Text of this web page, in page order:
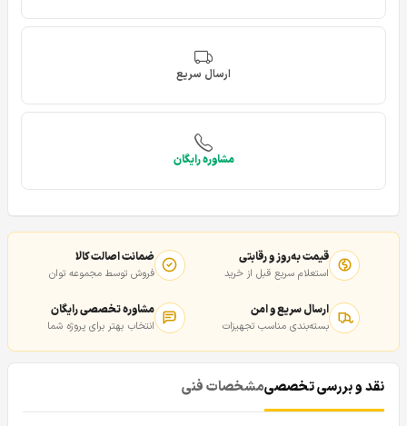
ارسال سریع
مشاوره رایگان
قیمت به‌روز و رقابتی
استعلام سریع قبل از خرید
ضمانت اصالت کالا
فروش توسط مجموعه توان
ارسال سریع و امن
بسته‌بندی مناسب تجهیزات
مشاوره تخصصی رایگان
انتخاب بهتر برای پروژه شما
نقد و بررسی تخصصیمشخصات فنی